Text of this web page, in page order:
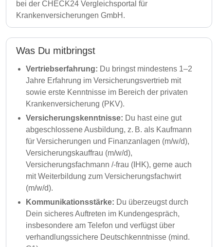
bei der CHECK24 Vergleichsportal für
Krankenversicherungen GmbH.
Was Du mitbringst
Vertriebserfahrung: Du bringst mindestens 1–2
Jahre Erfahrung im Versicherungsvertrieb mit
sowie erste Kenntnisse im Bereich der privaten
Krankenversicherung (PKV).
Versicherungskenntnisse: Du hast eine gut
abgeschlossene Ausbildung, z. B. als Kaufmann
für Versicherungen und Finanzanlagen (m/w/d),
Versicherungskauffrau (m/w/d),
Versicherungsfachmann /-frau (IHK), gerne auch
mit Weiterbildung zum Versicherungsfachwirt
(m/w/d).
Kommunikationsstärke: Du überzeugst durch
Dein sicheres Auftreten im Kundengespräch,
insbesondere am Telefon und verfügst über
verhandlungssichere Deutschkenntnisse (mind.